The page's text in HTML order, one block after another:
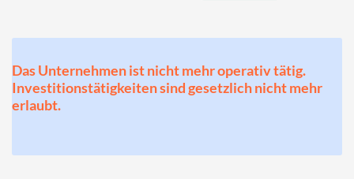
Das Unternehmen ist nicht mehr operativ tätig.
Investitionstätigkeiten sind gesetzlich nicht mehr
erlaubt.